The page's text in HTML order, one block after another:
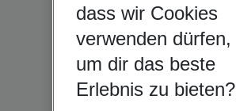
dass wir Cookies
verwenden dürfen,
um dir das beste
Erlebnis zu bieten?